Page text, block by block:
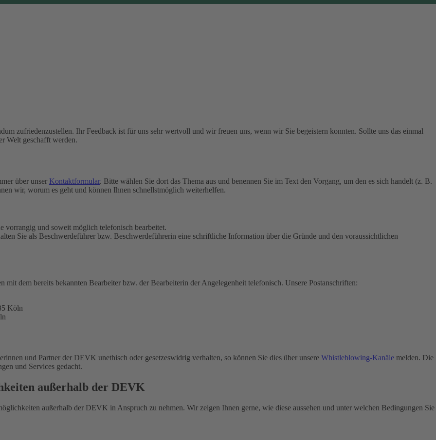
zufriedenzustellen. Ihr Feedback ist für uns sehr wertvoll und wir freuen uns, wenn wir Sie begeistern konnten. Sollte uns das einmal
Welt geschafft werden.
über unser Kontaktformular. Bitte wählen Sie dort das Thema aus und benennen Sie im Text den Vorgang, um den es sich handelt (z. B.
wir, worum es geht und können Ihnen schnellstmöglich weiterhelfen.
vorrangig und soweit möglich telefonisch bearbeitet.
Sie als Beschwerdeführer bzw. Beschwerdeführerin eine schriftliche Information über die Gründe und den voraussichtlichen
mit dem bereits bekannten Bearbeiter bzw. der Bearbeiterin der Angelegenheit telefonisch. Unsere Postanschriften:
Köln
und Partner der DEVK unethisch oder gesetzeswidrig verhalten, so können Sie dies über unsere Whistleblowing-Kanäle melden. Die
und Services gedacht.
außerhalb der DEVK
außerhalb der DEVK in Anspruch zu nehmen. Wir zeigen Ihnen gerne, wie diese aussehen und unter welchen Bedingungen Sie